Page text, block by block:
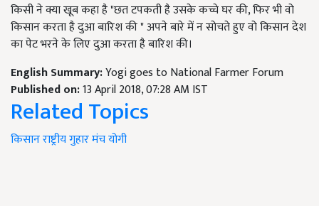
किसी ने क्या खूब कहा है "छत टपकती है उसके कच्चे घर की, फिर भी वो
किसान करता है दुआ बारिश की " अपने बारे में न सोचते हुए वो किसान देश
का पेट भरने के लिए दुआ करता है बारिश की।
English Summary:Yogi goes to National Farmer Forum
Published on:13 April 2018, 07:28 AM IST
Related Topics
किसानराष्ट्रीयगुहारमंचयोगी